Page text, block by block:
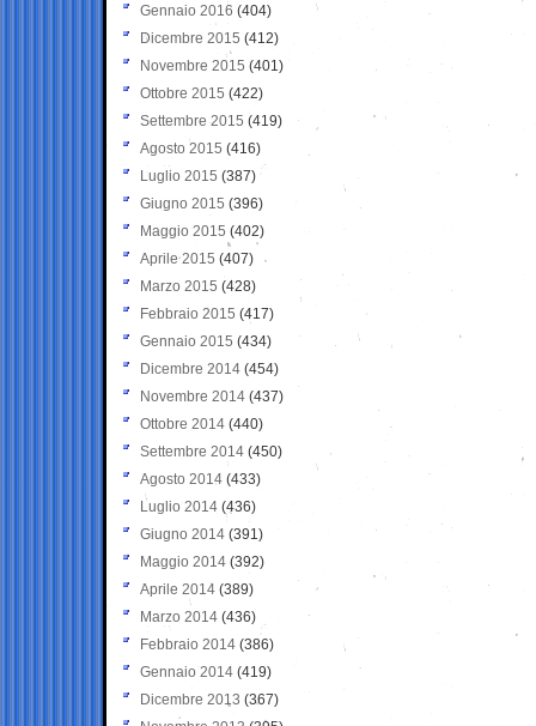
Gennaio 2016 (404)
Dicembre 2015 (412)
Novembre 2015 (401)
Ottobre 2015 (422)
Settembre 2015 (419)
Agosto 2015 (416)
Luglio 2015 (387)
Giugno 2015 (396)
Maggio 2015 (402)
Aprile 2015 (407)
Marzo 2015 (428)
Febbraio 2015 (417)
Gennaio 2015 (434)
Dicembre 2014 (454)
Novembre 2014 (437)
Ottobre 2014 (440)
Settembre 2014 (450)
Agosto 2014 (433)
Luglio 2014 (436)
Giugno 2014 (391)
Maggio 2014 (392)
Aprile 2014 (389)
Marzo 2014 (436)
Febbraio 2014 (386)
Gennaio 2014 (419)
Dicembre 2013 (367)